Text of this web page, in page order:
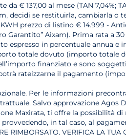
da € 137,00 al mese (TAN
decidi se restituirla, cambiarla o
prezzo di listino € 14.999 -
Aixam). Prima rata a 30
espresso in percentuale annua
totale dovuto (importo totale
finanziato e sono
rateizzarne il pagamento
Per le informazioni
Salvo approvazione Agos
Maxirata, ti offre la
provvedendo, in tal caso, al
RIMBORSATO. VERIFICA LA